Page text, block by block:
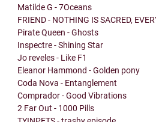
Matilde G - 7Oceans
FRIEND - NOTHING IS SACRED,
Pirate Queen - Ghosts
Inspectre - Shining Star
Jo reveles - Like F1
Eleanor Hammond - Golden pony
Coda Nova - Entanglement
Comprador - Good Vibrations
2 Far Out - 1000 Pills